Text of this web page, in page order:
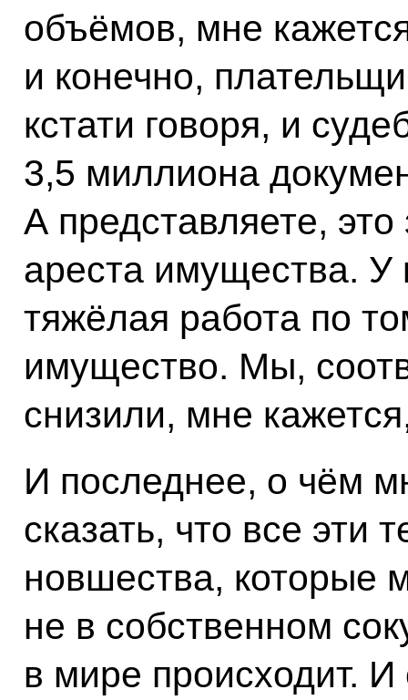
объёмов, мне
и конечно,
кстати говоря, и
3,5 миллиона
А представляете,
ареста имущества. У
тяжёлая работа по
имущество. Мы,
снизили, мне
И последнее, о чём
сказать, что все эти
новшества, которые
не в собственном
в мире происходит.